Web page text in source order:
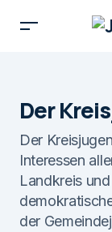
Der
Der
Interessen
Landkreis
der